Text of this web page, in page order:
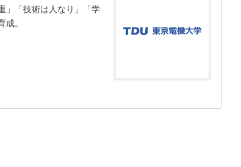
」「技術は人なり」「学
。